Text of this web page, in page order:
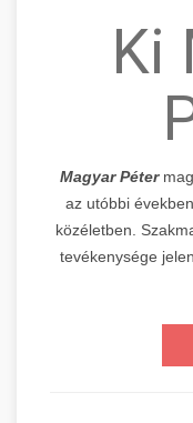
Ki
Magyar Péter
az utóbbi
közéletben.
tevékenysége